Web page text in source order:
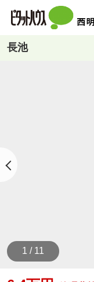
長池
1 / 11